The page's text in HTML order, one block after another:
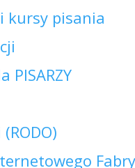
kursy pisania
PISARZY